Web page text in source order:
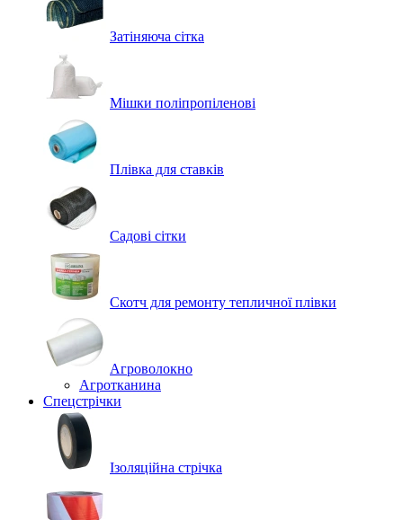
Затіняюча сітка
Мішки поліпропіленові
Плівка для ставків
Садові сітки
Скотч для ремонту тепличної плівки
Агроволокно
Агротканина
Спецстрічки
Ізоляційна стрічка